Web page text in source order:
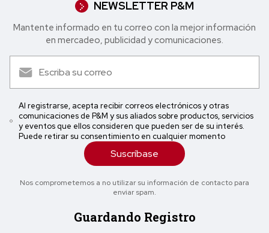
NEWSLETTER P&M
Mantente informado en tu correo con la mejor in formación
en mercadeo, publicidad y comunicaciones.
Al registrarse, acepta recibir correos electrónicos y otras
comunicaciones de P&M y sus aliados sobre productos, servicios
y eventos que ellos consideren que pueden ser de su interés.
Puede retirar su consentimiento en cualquier momento
Suscríbase
Nos comprometemos a no utilizar su información de contacto para
enviar spam.
Guardando Registro